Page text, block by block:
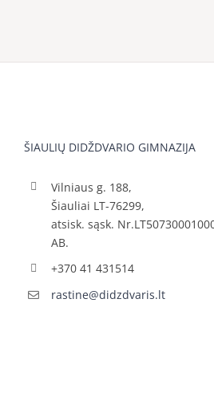
ŠIAULIŲ DIDŽDVARIO GIMNAZIJA
Vilniaus g. 188,
Šiauliai LT-76299,
atsisk. sąsk.
AB.
+370 41 431514
rastine@didzdvaris.lt